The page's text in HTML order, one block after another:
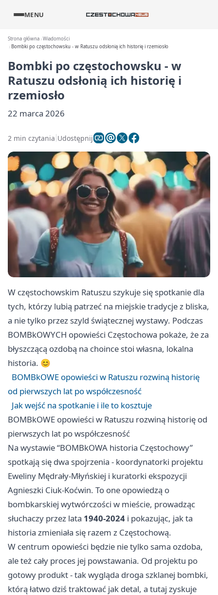
MENU
Strona główna Wiadomości
Bombki po częstochowsku - w Ratuszu odsłonią ich historię i rzemiosło
Bombki po częstochowsku - w
Ratuszu odsłonią ich historię i
rzemiosło
22 marca 2026
2 min czytania Udostępnij
W częstochowskim Ratuszu szykuje się spotkanie dla
tych, którzy lubią patrzeć na miejskie tradycje z bliska,
a nie tylko przez szyld świątecznej wystawy. Podczas
BOMBkOWYCH opowieści Częstochowa pokaże, że za
błyszczącą ozdobą na choince stoi własna, lokalna
historia. 😊
BOMBkOWE opowieści w Ratuszu rozwiną historię
od pierwszych lat po współczesność
Jak wejść na spotkanie i ile to kosztuje
BOMBkOWE opowieści w Ratuszu rozwiną historię od
pierwszych lat po współczesność
Na wystawie “BOMBkOWA historia Częstochowy”
spotkają się dwa spojrzenia - koordynatorki projektu
Eweliny Mędrały-Młyńskiej i kuratorki ekspozycji
Agnieszki Ciuk-Koćwin. To one opowiedzą o
bombkarskiej wytwórczości w mieście, prowadząc
słuchaczy przez lata 1940-2024 i pokazując, jak ta
historia zmieniała się razem z Częstochową.
W centrum opowieści będzie nie tylko sama ozdoba,
ale też cały proces jej powstawania. Od projektu po
gotowy produkt - tak wygląda droga szklanej bombki,
którą łatwo dziś traktować jak detal, a tutaj zyskuje